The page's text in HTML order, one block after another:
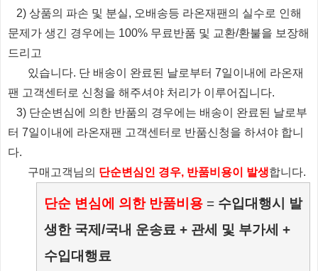
2) 상품의 파손 및 분실, 오배송등 라온재팬의 실수로 인해
문제가 생긴 경우에는 100% 무료반품 및 교환/환불을 보장해
드리고
있습니다. 단 배송이 완료된 날로부터 7일이내에 라온재
팬 고객센터로 신청을 해주셔야 처리가 이루어집니다.
3) 단순변심에 의한 반품의 경우에는 배송이 완료된 날로부
터 7일이내에 라온재팬 고객센터로 반품신청을 하셔야 합니
다.
​ 구매고객님의 단순변심인 경우, 반품비용이 발생합니다.
단순 변심에 의한 반품비용 = 수입대행시 발
생한 국제/국내 운송료 + 관세 및 부가세 +
수입대행료